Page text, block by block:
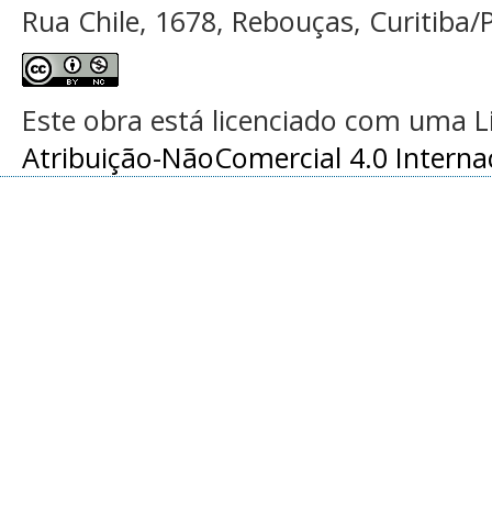
Rua Chile, 1678, Rebouças, Curitiba/
Este obra está licenciado com uma
Atribuição-NãoComercial 4.0